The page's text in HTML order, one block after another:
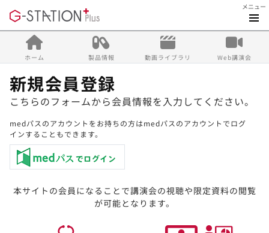
メニュー
ホーム 製品情報 動画ライブラリ Web講演会
新規会員登録
こちらのフォームから会員情報を入力してください。
medパスのアカウントをお持ちの方はmedパスのアカウントでログ
インすることもできます。
本サイトの会員になることで講演会の視聴や限定資料の閲覧
が可能となります。